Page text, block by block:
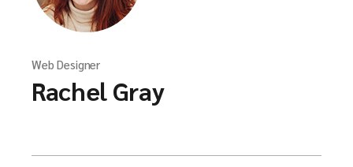
Web Designer
Rachel Gray